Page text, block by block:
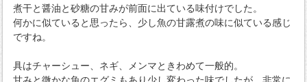
煮干と醤油と砂糖の甘みが前面に出ている味付けでした。
何かに似ていると思ったら、少し魚の甘露煮の味に似ている感じ
ですね。
具はチャーシュー、ネギ、メンマときわめて一般的。